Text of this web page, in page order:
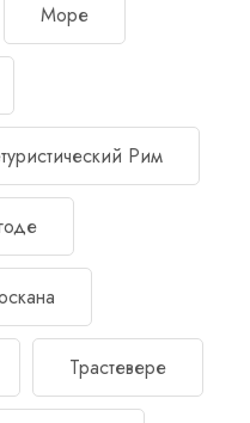
Море
Рим
Трастевере